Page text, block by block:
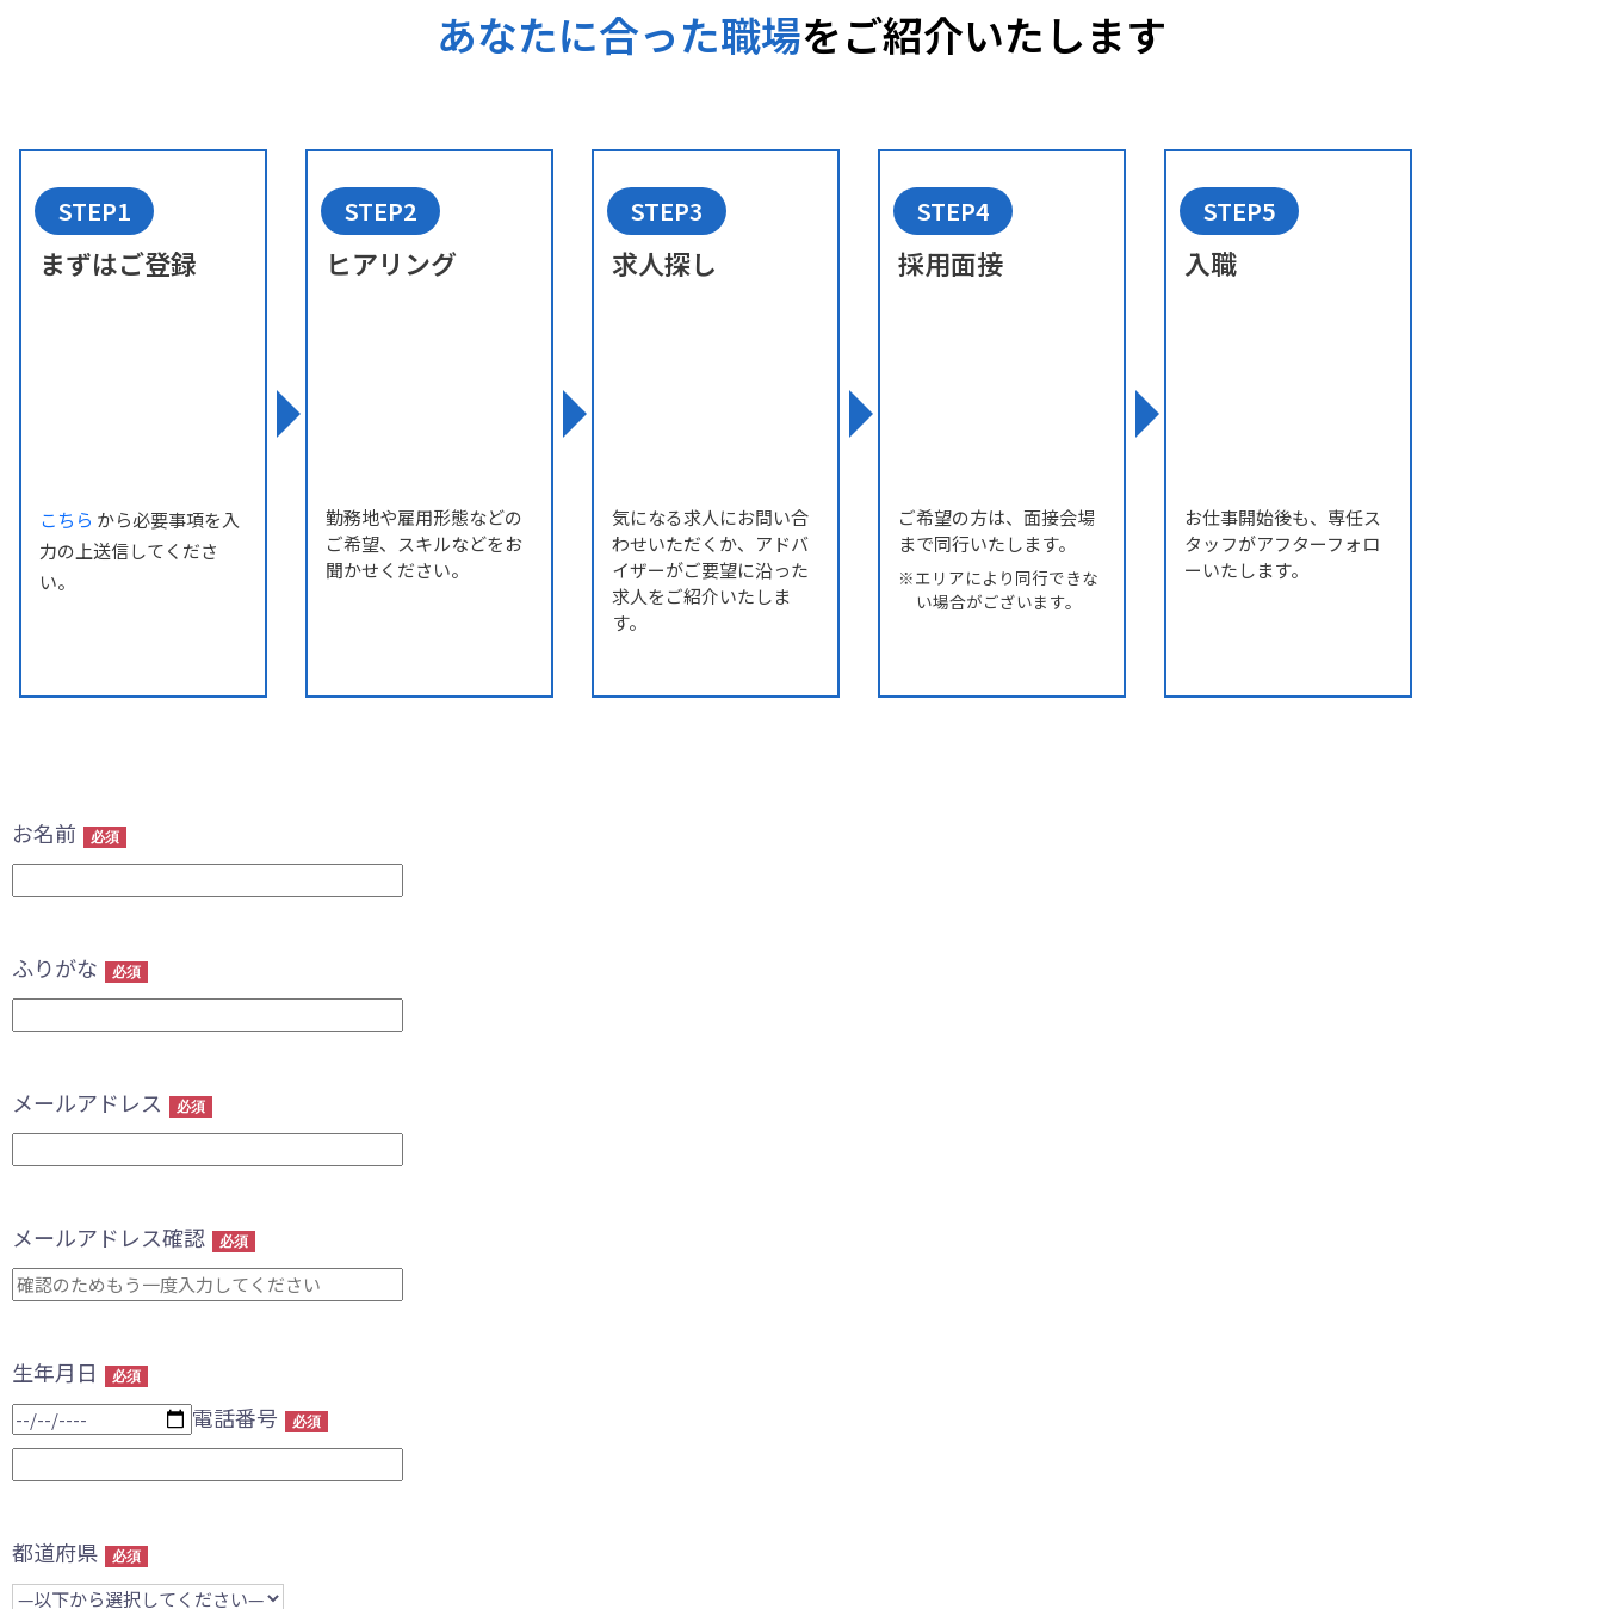
あなたに合った職場をご紹介いたします
STEP1
まずはご登録
こちら から必要事項を入
力の上送信してくださ
い。
STEP2
ヒアリング
勤務地や雇用形態などの
ご希望、スキルなどをお
聞かせください。
STEP3
求人探し
気になる求人にお問い合
わせいただくか、アドバ
イザーがご要望に沿った
求人をご紹介いたしま
す。
STEP4
採用面接
ご希望の方は、面接会場
まで同行いたします。
エリアにより同行できな
い場合がございます。
STEP5
入職
お仕事開始後も、専任ス
タッフがアフターフォロ
ーいたします。
お名前 必須
ふりがな 必須
メールアドレス 必須
メールアドレス確認 必須
生年月日 必須
電話番号 必須
都道府県 必須